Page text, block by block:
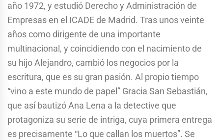
año 1972, y estudió Derecho y Administración de
Empresas en el ICADE de Madrid. Tras unos veinte
años como dirigente de una importante
multinacional, y coincidiendo con el nacimiento de
su hijo Alejandro, cambió los negocios por la
escritura, que es su gran pasión. Al propio tiempo
“vino a este mundo de papel” Gracia San Sebastián,
que así bautizó Ana Lena a la detective que
protagoniza su serie de intriga, cuya primera entrega
es precisamente “Lo que callan los muertos”. Se